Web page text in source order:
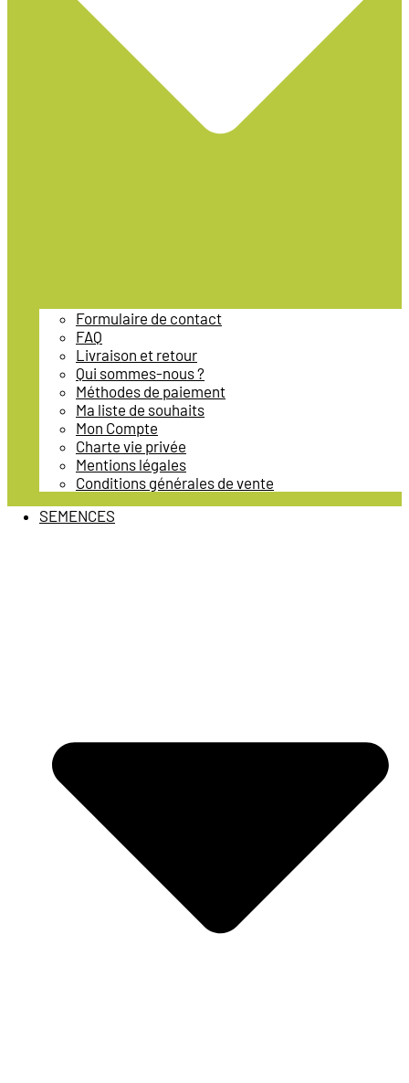
Formulaire de contact
FAQ
Livraison et retour
Qui sommes-nous ?
Méthodes de paiement
Ma liste de souhaits
Mon Compte
Charte vie privée
Mentions légales
Conditions générales de vente
SEMENCES